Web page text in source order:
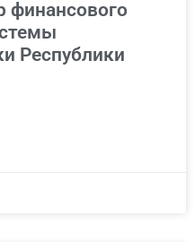
финансового
Республики